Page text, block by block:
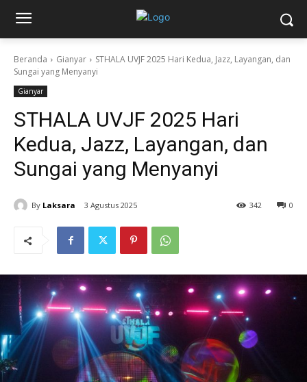
Beranda Gianyar
STHALA UVJF 2025 Hari Kedua, Jazz, Layangan, dan
Sungai yang Menyanyi
Gianyar
STHALA UVJF 2025 Hari
Kedua, Jazz, Layangan, dan
Sungai yang Menyanyi
By Laksara 3 Agustus 2025 0
342